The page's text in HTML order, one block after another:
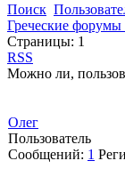
Поиск
Греческие форумы
Страницы: 1
RSS
Можно ли,
Олег
Пользователь
Сообщений: 1